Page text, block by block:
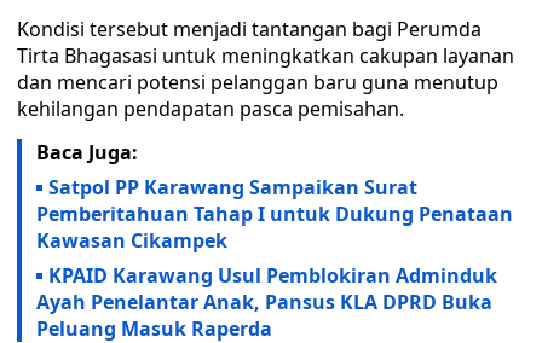
Kondisi tersebut menjadi tantangan bagi Perumda
Tirta Bhagasasi untuk meningkatkan cakupan layanan
dan mencari potensi pelanggan baru guna menutup
kehilangan pendapatan pasca pemisahan.
Baca Juga:
Satpol PP Karawang Sampaikan Surat
Pemberitahuan Tahap I untuk Dukung Penataan
Kawasan Cikampek
KPAID Karawang Usul Pemblokiran Adminduk
Ayah Penelantar Anak, Pansus KLA DPRD Buka
Peluang Masuk Raperda